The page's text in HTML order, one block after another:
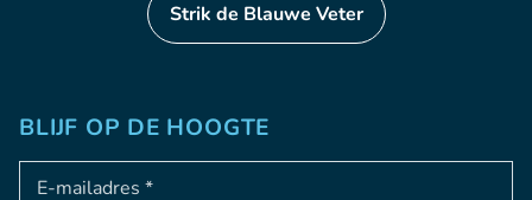
Strik de Blauwe Veter
BLIJF OP DE HOOGTE
Adresse e-mail